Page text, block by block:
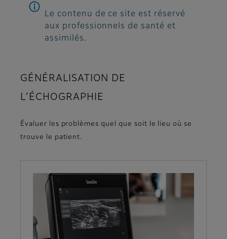
Le contenu de ce site est réservé
aux professionnels de santé et
assimilés.
GÉNÉRALISATION DE
L’ÉCHOGRAPHIE
Évaluer les problèmes quel que soit le lieu où se
trouve le patient.